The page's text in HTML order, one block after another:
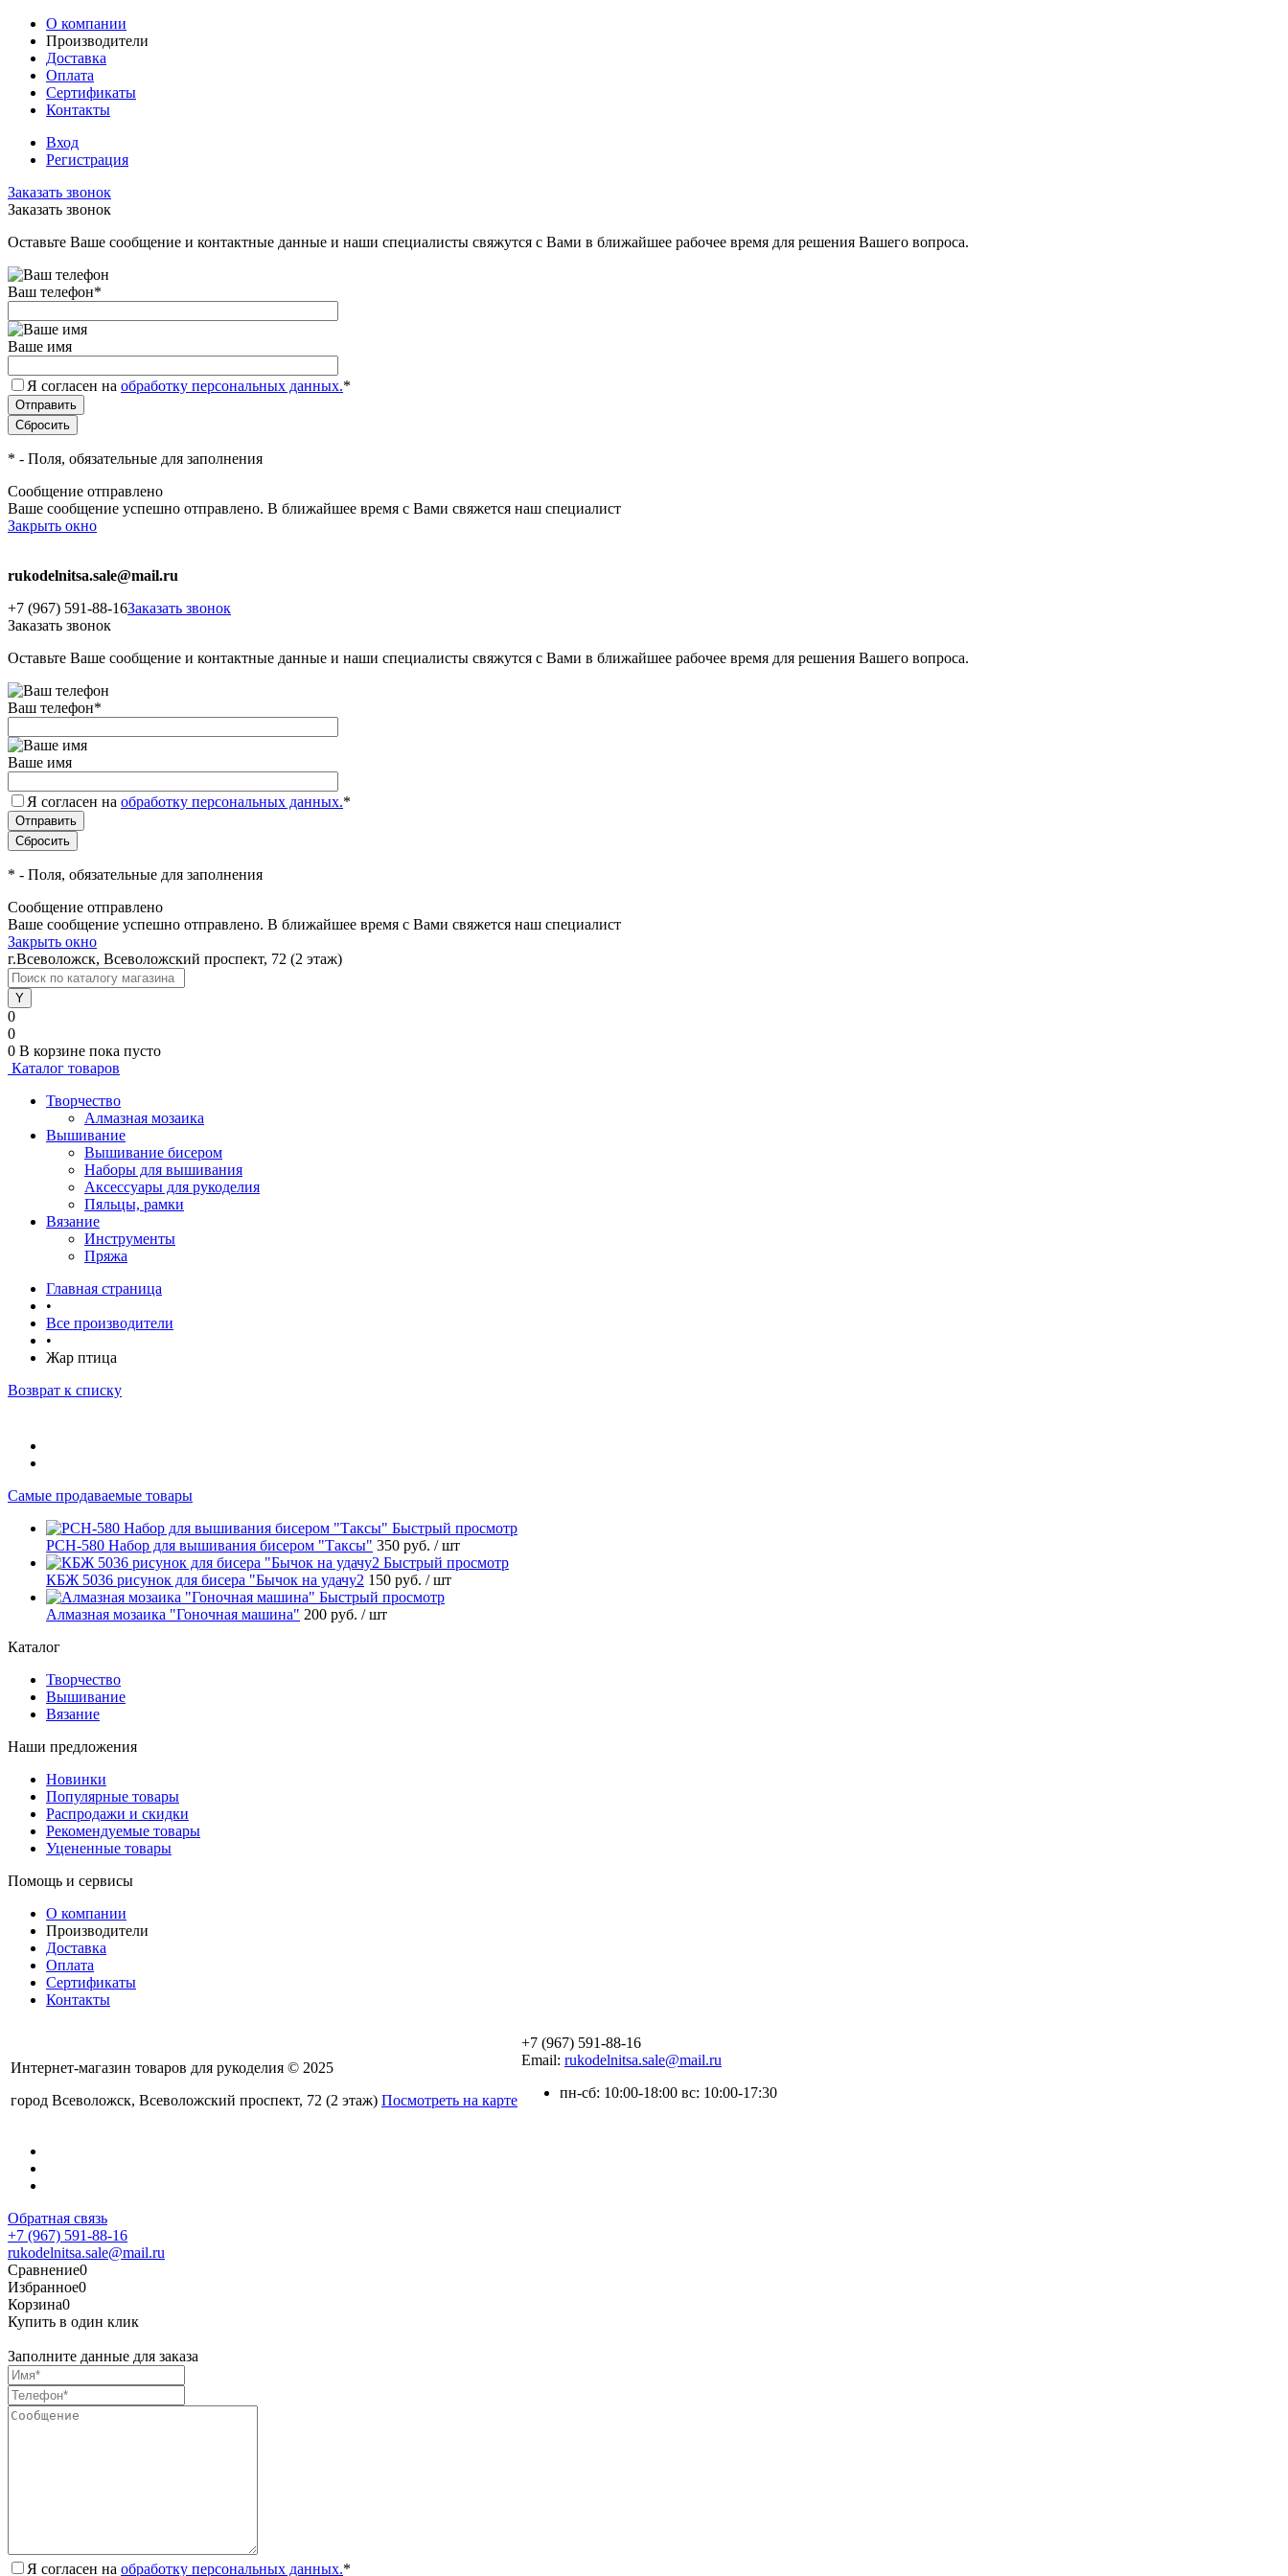
О компании
Производители
Доставка
Оплата
Сертификаты
Контакты
Вход
Регистрация
Заказать звонок
Заказать звонок
Оставьте Ваше сообщение и контактные данные и наши специалисты свяжутся с Вами в ближайшее рабочее время для решения Вашего вопроса.
Ваш телефон*
Ваше имя
Я согласен на обработку персональных данных.*
* - Поля, обязательные для заполнения
Сообщение отправлено
Ваше сообщение успешно отправлено. В ближайшее время с Вами свяжется наш специалист
Закрыть окно
rukodelnitsa.sale@mail.ru
+7 (967) 591-88-16Заказать звонок
Заказать звонок
Оставьте Ваше сообщение и контактные данные и наши специалисты свяжутся с Вами в ближайшее рабочее время для решения Вашего вопроса.
Ваш телефон*
Ваше имя
Я согласен на обработку персональных данных.*
* - Поля, обязательные для заполнения
Сообщение отправлено
Ваше сообщение успешно отправлено. В ближайшее время с Вами свяжется наш специалист
Закрыть окно
г.Всеволожск, Всеволожский проспект, 72 (2 этаж)
0
0
0 В корзине пока пусто
Каталог товаров
Творчество
Алмазная мозаика
Вышивание
Вышивание бисером
Наборы для вышивания
Аксессуары для рукоделия
Пяльцы, рамки
Вязание
Инструменты
Пряжа
Главная страница
•
Все производители
•
Жар птица
Возврат к списку
Самые продаваемые товары
Быстрый просмотр
РСН-580 Набор для вышивания бисером "Таксы" 350 руб. / шт
Быстрый просмотр
КБЖ 5036 рисунок для бисера "Бычок на удачу2 150 руб. / шт
Быстрый просмотр
Алмазная мозаика "Гоночная машина" 200 руб. / шт
Каталог
Творчество
Вышивание
Вязание
Наши предложения
Новинки
Популярные товары
Распродажи и скидки
Рекомендуемые товары
Уцененные товары
Помощь и сервисы
О компании
Производители
Доставка
Оплата
Сертификаты
Контакты
Интернет-магазин товаров для рукоделия © 2025
город Всеволожск, Всеволожский проспект, 72 (2 этаж) Посмотреть на карте
+7 (967) 591-88-16
Email: rukodelnitsa.sale@mail.ru
пн-сб: 10:00-18:00 вс: 10:00-17:30
Обратная связь
+7 (967) 591-88-16
rukodelnitsa.sale@mail.ru
Сравнение0
Избранное0
Корзина0
Купить в один клик
Заполните данные для заказа
Я согласен на обработку персональных данных.*